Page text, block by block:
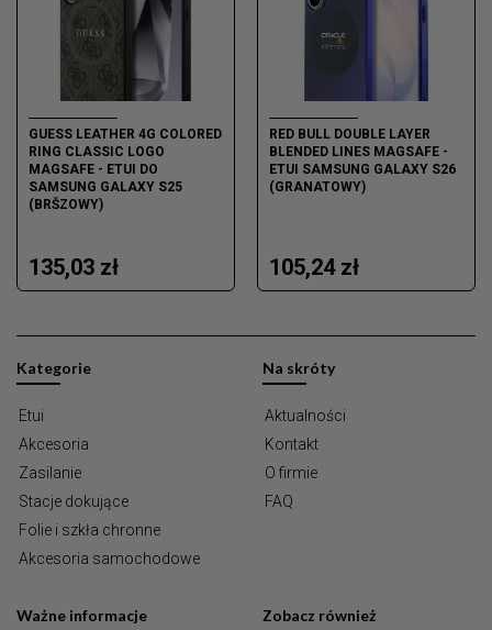
GUESS LEATHER 4G COLORED
RING CLASSIC LOGO
MAGSAFE - ETUI DO
SAMSUNG GALAXY S25
(BRŠZOWY)
135,03 zł
RED BULL DOUBLE LAYER
BLENDED LINES MAGSAFE -
ETUI SAMSUNG GALAXY S26
(GRANATOWY)
105,24 zł
Kategorie
Etui
Akcesoria
Zasilanie
Stacje dokujące
Folie i szkła chronne
Akcesoria samochodowe
Na skróty
Aktualności
Kontakt
O firmie
FAQ
Ważne informacje Zobacz również